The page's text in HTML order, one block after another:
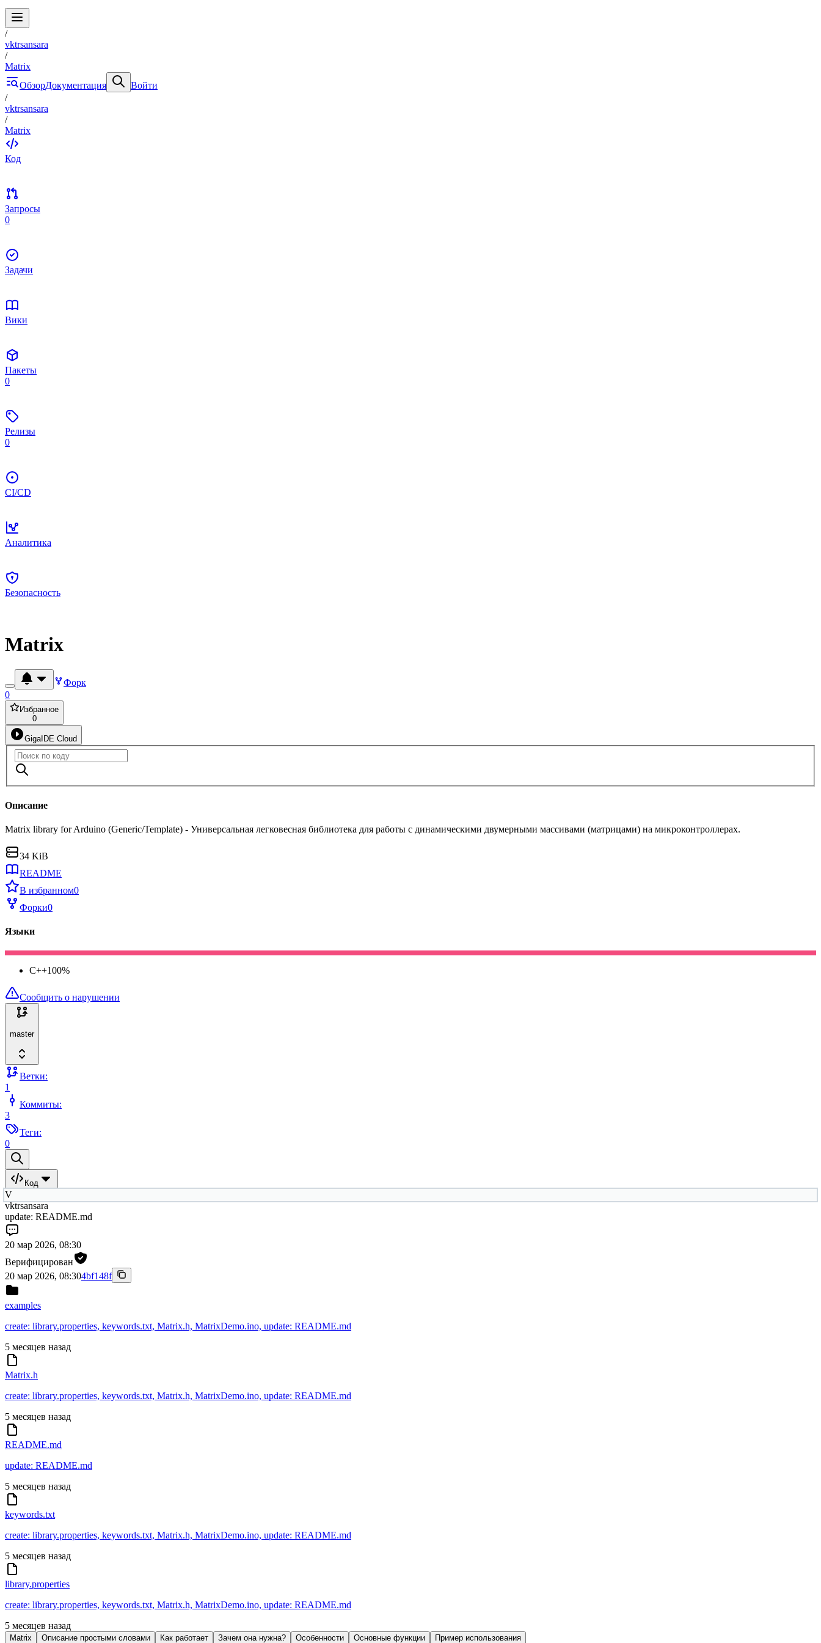
/
vktrsansara
/
Matrix
ОбзорДокументация
Войти
/
vktrsansara
/
Matrix
Код
Запросы
0
Задачи
Вики
Пакеты
0
Релизы
0
CI/CD
Аналитика
Безопасность
Matrix
Форк
0
Избранное
0
GigaIDE Cloud
Описание
Matrix library for Arduino (Generic/Template) - Универсальная легковесная библиотека для работы с динамическими двумерными массивами (матрицами) на микроконтроллерах.
34 KiB
README
В избранном0
Форки0
Языки
C++100%
Сообщить о нарушении
master
Ветки:
1
Коммиты:
3
Теги:
0
Код
V
vktrsansara
update: README.md
20 мар 2026, 08:30
Верифицирован
20 мар 2026, 08:304bf148f
examples
create: library.properties, keywords.txt, Matrix.h, MatrixDemo.ino, update: README.md
5 месяцев назад
Matrix.h
create: library.properties, keywords.txt, Matrix.h, MatrixDemo.ino, update: README.md
5 месяцев назад
README.md
update: README.md
5 месяцев назад
keywords.txt
create: library.properties, keywords.txt, Matrix.h, MatrixDemo.ino, update: README.md
5 месяцев назад
library.properties
create: library.properties, keywords.txt, Matrix.h, MatrixDemo.ino, update: README.md
5 месяцев назад
Matrix Описание простыми словами Как работает Зачем она нужна? Особенности Основные функции Пример использования